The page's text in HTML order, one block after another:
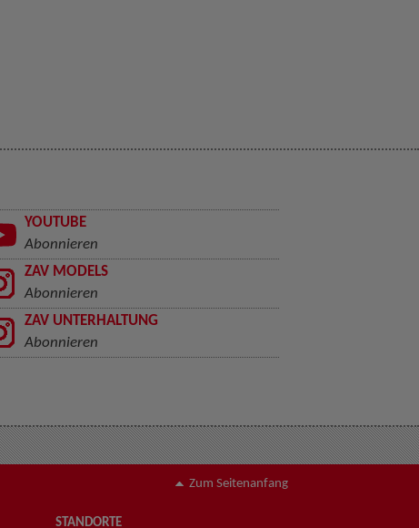
YOUTUBE
Abonnieren
ZAV MODELS
Abonnieren
ZAV UNTERHALTUNG
Abonnieren
Zum Seitenanfang
STANDORTE